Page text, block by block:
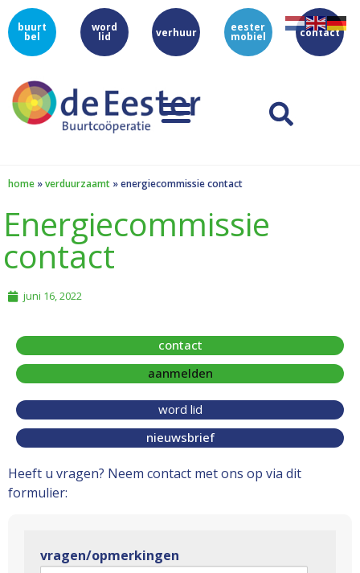
buurt
bel
word
lid verhuur eester
mobiel contact
home »verduurzaamt »energiecommissie contact
Energiecommissie
contact
juni 16, 2022
contact
aanmelden
word lid
nieuwsbrief
Heeft u vragen? Neem contact met ons op via dit
formulier:
vragen/opmerkingen